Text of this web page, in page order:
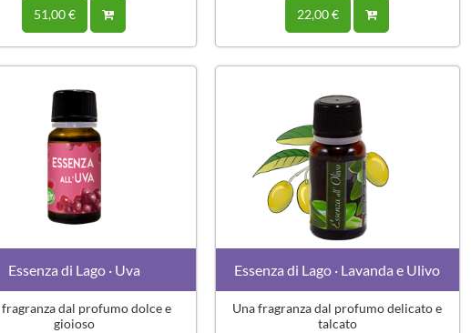
51,00 €
22,00 €
Essenza di Lago · Uva
fragranza dal profumo dolce e
gioioso
Essenza di Lago · Lavanda e Ulivo
Una fragranza dal profumo delicato e
talcato